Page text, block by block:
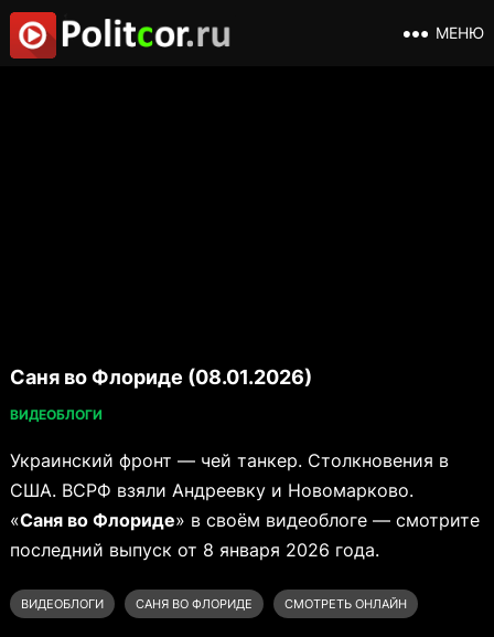
МЕНЮ
Саня во Флориде (08.01.2026)
ВИДЕОБЛОГИ
Украинский фронт — чей танкер. Столкновения в
США. ВСРФ взяли Андреевку и Новомарково.
«Саня во Флориде» в своём видеоблоге — смотрите
последний выпуск от 8 января 2026 года.
ВИДЕОБЛОГИ САНЯ ВО ФЛОРИДЕ СМОТРЕТЬ ОНЛАЙН